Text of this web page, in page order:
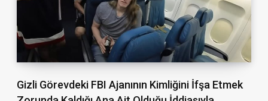
Gizli Görevdeki FBI Ajanının Kimliğini İfşa Etmek